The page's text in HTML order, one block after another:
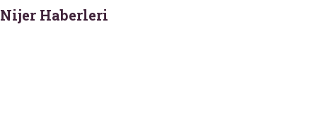
Nijer Haberleri